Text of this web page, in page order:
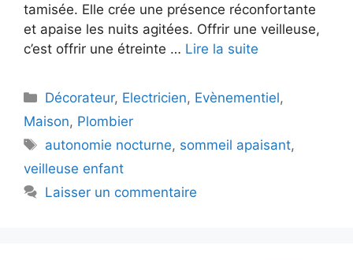
tamisée. Elle crée une présence réconfortante
et apaise les nuits agitées. Offrir une veilleuse,
c’est offrir une étreinte … Lire la suite
Catégories
Décorateur, Electricien, Evènementiel,
Maison, Plombier
Mots-
clés
autonomie nocturne, sommeil apaisant,
veilleuse enfant
Laisser un commentaire